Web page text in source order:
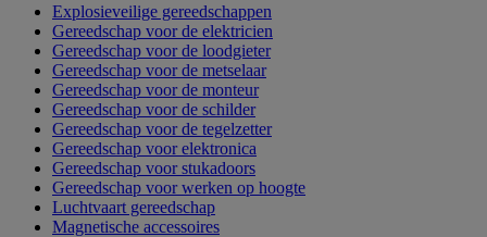
Explosieveilige gereedschappen
Gereedschap voor de elektricien
Gereedschap voor de loodgieter
Gereedschap voor de metselaar
Gereedschap voor de monteur
Gereedschap voor de schilder
Gereedschap voor de tegelzetter
Gereedschap voor elektronica
Gereedschap voor stukadoors
Gereedschap voor werken op hoogte
Luchtvaart gereedschap
Magnetische accessoires